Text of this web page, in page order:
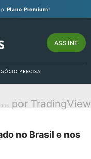
Plano Premium!
ASSINE
por TradingView
no Brasil e nos